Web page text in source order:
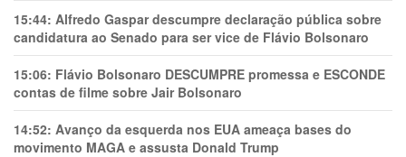
15:44: Alfredo Gaspar descumpre declaração pública sobre
candidatura ao Senado para ser vice de Flávio Bolsonaro
15:06: Flávio Bolsonaro DESCUMPRE promessa e ESCONDE
contas de filme sobre Jair Bolsonaro
14:52: Avanço da esquerda nos EUA ameaça bases do
movimento MAGA e assusta Donald Trump